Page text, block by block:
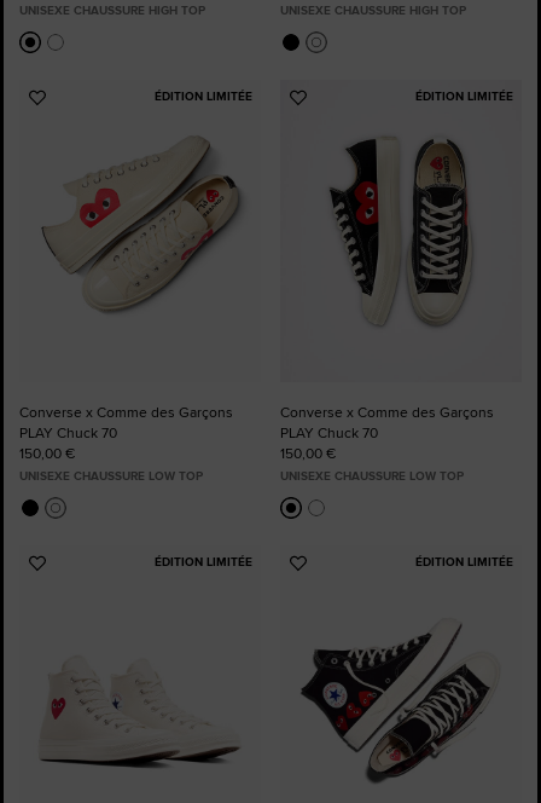
UNISEXE CHAUSSURE HIGH TOP UNISEXE CHAUSSURE HIGH TOP
ÉDITION LIMITÉE
Ajouter
Converse x Comme des Garçons
PLAY Chuck 70
150,00 €
UNISEXE CHAUSSURE LOW TOP
ÉDITION LIMITÉE
Ajouter
favoris
Converse x Comme des Garçons
PLAY Chuck 70
150,00 €
UNISEXE CHAUSSURE LOW TOP
ÉDITION LIMITÉE
Ajouter
ÉDITION LIMITÉE
Ajouter